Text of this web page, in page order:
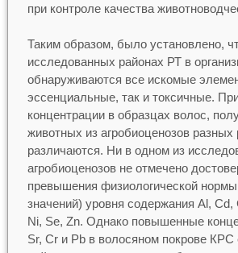
при контроле качества
Таким образом, было установлено,
исследованных районах РТ в
обнаруживаются все искомые
эссенциальные, так и токсичные.
концентрации в образцах волос,
животных из агробиоценозов разных
различаются. Ни в одном из
агробиоценозов не отмечено
превышения физиологической
значений) уровня содержания Al, Cd,
Ni, Se, Zn. Однако повышенные
Sr, Cr и Pb в волосяном покрове КРС